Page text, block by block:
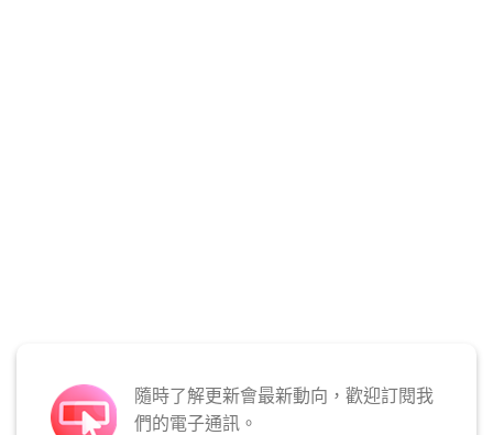
隨時了解更新會最新動向，歡迎訂閱我
們的電子通訊。